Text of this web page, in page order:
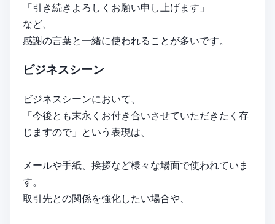
「引き続きよろしくお願い申し上げます」
など、
感謝の言葉と一緒に使われることが多いです。
ビジネスシーン
ビジネスシーンにおいて、
「今後とも末永くお付き合いさせていただきたく存
じますので」という表現は、
メールや手紙、挨拶など様々な場面で使われていま
す。
取引先との関係を強化したい場合や、